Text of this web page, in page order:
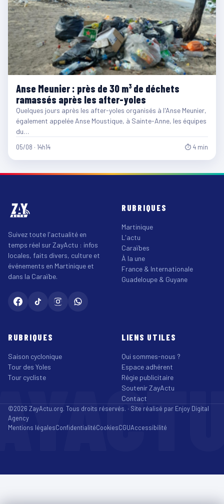
Anse Meunier : près de 30 m³ de déchets
ramassés après les after-yoles
Quelques jours après les after-yoles organisés à l'Anse Meunier,
également appelée Anse Moustique, à Sainte-Anne, les équipes
du…
05/08 · 14h14 ⏱ 4 min
Suivez toute l'actualité en
temps réel sur ZayActu : infos
locales, faits divers, culture et
événements en Martinique et
dans la Caraïbe.
RUBRIQUES
Martinique
L'actu
Caraïbes
À la une
France & Internationale
Guadeloupe & Guyane
RUBRIQUES
Saison cyclonique
Tour des Yoles
Tour cycliste
LIENS UTILES
Qui sommes-nous ?
Espace adhérent
Régie publicitaire
Soutenir ZayActu
Contact
©2026 ZayActu.org. Tous droits réservés. · Site réalisé par Enjoy Digital
Agency
Mentions légalesConfidentialitéCookiesCGUAccessibilité